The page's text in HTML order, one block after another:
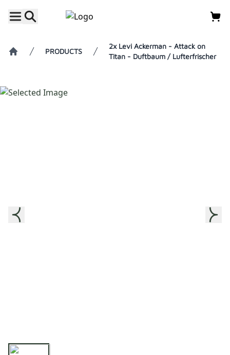
PRODUCTS
2x Levi Ackerman - Attack on
Titan - Duftbaum / Lufterfrischer